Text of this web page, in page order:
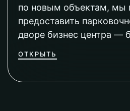
по новым объектам,
предоставить
дворе бизнес центра —
ОТКРЫТЬ